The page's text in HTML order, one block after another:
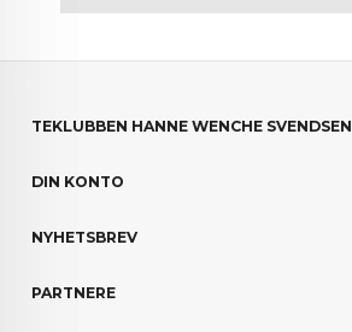
TEKLUBBEN HANNE WENCHE SVENDSEN
DIN KONTO
NYHETSBREV
PARTNERE